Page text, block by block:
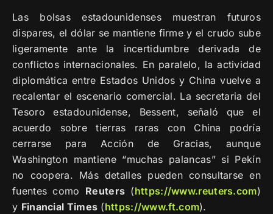
Las bolsas estadounidenses muestran futuros
dispares, el dólar se mantiene firme y el crudo sube
ligeramente ante la incertidumbre derivada de
conflictos internacionales. En paralelo, la actividad
diplomática entre Estados Unidos y China vuelve a
recalentar el escenario comercial. La secretaria del
Tesoro estadounidense, Bessent, señaló que el
acuerdo sobre tierras raras con China podría
cerrarse para Acción de Gracias, aunque
Washington mantiene “muchas palancas” si Pekín
no coopera. Más detalles pueden consultarse en
fuentes como Reuters (https://www.reuters.com)
y Financial Times (https://www.ft.com).